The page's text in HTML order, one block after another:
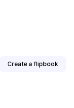
Create a flipbook